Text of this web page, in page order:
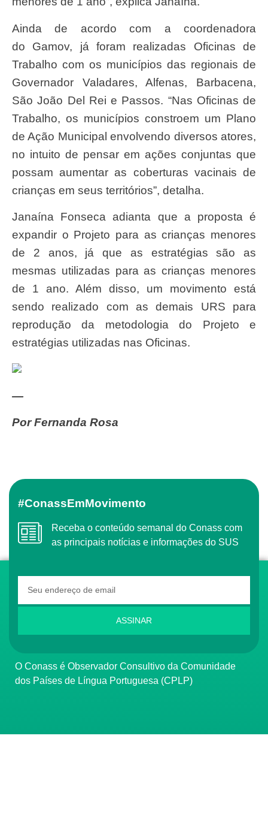
Ainda de acordo com a coordenadora
do Gamov, já foram realizadas Oficinas de
Trabalho com os municípios das regionais de
Governador Valadares, Alfenas, Barbacena,
São João Del Rei e Passos. “Nas Oficinas de
Trabalho, os municípios constroem um Plano
de Ação Municipal envolvendo diversos atores,
no intuito de pensar em ações conjuntas que
possam aumentar as coberturas vacinais de
crianças em seus territórios”, detalha.
Janaína Fonseca adianta que a proposta é
expandir o Projeto para as crianças menores
de 2 anos, já que as estratégias são as
mesmas utilizadas para as crianças menores
de 1 ano. Além disso, um movimento está
sendo realizado com as demais URS para
reprodução da metodologia do Projeto e
estratégias utilizadas nas Oficinas.
—
Por Fernanda Rosa
#ConassEmMovimento
Receba o conteúdo semanal do Conass com
as principais notícias e informações do SUS
ASSINAR
O Conass é Observador Consultivo da Comunidade
dos Países de Língua Portuguesa (CPLP)